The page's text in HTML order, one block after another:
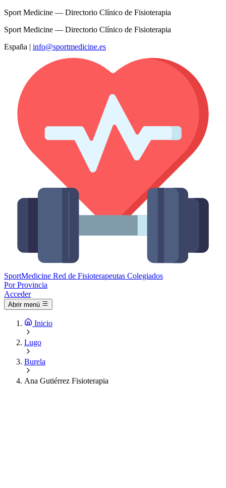
Sport Medicine — Directorio Clínico de Fisioterapia
Sport Medicine — Directorio Clínico de Fisioterapia
España | info@sportmedicine.es
SportMedicine Red de Fisioterapeutas Colegiados
Por Provincia
Acceder
Abrir menú
Inicio
Lugo
Burela
Ana Gutiérrez Fisioterapia